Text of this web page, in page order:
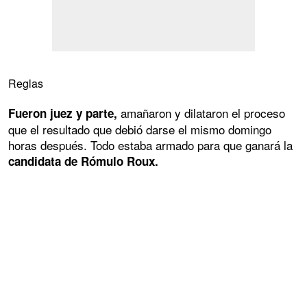
Reglas
Fueron juez y parte, amañaron y dilataron el proceso
que el resultado que debió darse el mismo domingo
horas después. Todo estaba armado para que ganará la
candidata de Rómulo Roux.